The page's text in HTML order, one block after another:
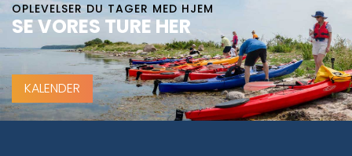
OPLEVELSER DU TAGER MED HJEM
SE VORES TURE HER
KALENDER